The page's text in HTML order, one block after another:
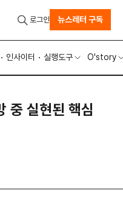
인사이터 실행도구 O'story
로그인 뉴스레터 구독
중 실현된 핵심